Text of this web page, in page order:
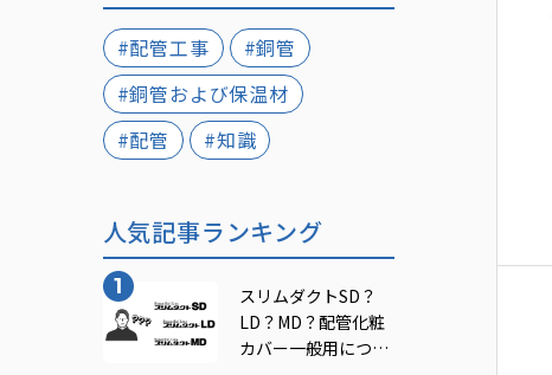
#配管工事
#銅管
#銅管および保温材
#配管
#知識
人気記事ランキング
スリムダクトSD？
LD？MD？配管化粧
カバー一般用につい